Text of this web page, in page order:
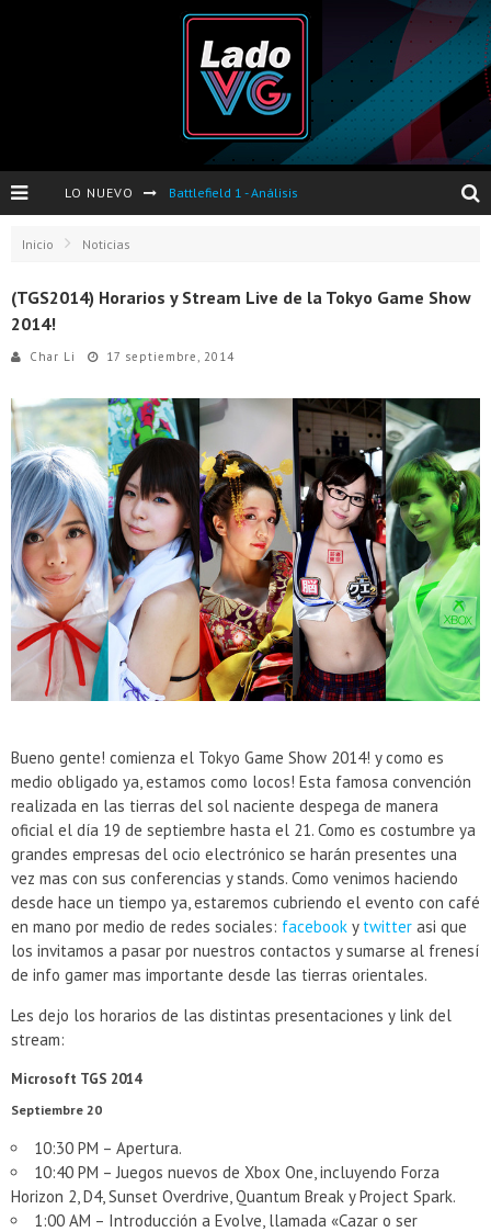
LO NUEVO Battlefield 1 - Análisis
Opinión sobre The Last of Us y Left Behind
Presentación oficial de Gears Of War 4 en Argentina
Presentacion Watch Dogs 2 en Argentina
Inicio Noticias
(TGS2014) Horarios y Stream Live de la Tokyo Game Show
2014!
Char Li 17 septiembre, 2014
Bueno gente! comienza el Tokyo Game Show 2014! y como es
medio obligado ya, estamos como locos! Esta famosa convención
realizada en las tierras del sol naciente despega de manera
oficial el día 19 de septiembre hasta el 21. Como es costumbre ya
grandes empresas del ocio electrónico se harán presentes una
vez mas con sus conferencias y stands. Como venimos haciendo
desde hace un tiempo ya, estaremos cubriendo el evento con café
en mano por medio de redes sociales: facebook y twitter asi que
los invitamos a pasar por nuestros contactos y sumarse al frenesí
de info gamer mas importante desde las tierras orientales.
Les dejo los horarios de las distintas presentaciones y link del
stream:
Microsoft TGS 2014
Septiembre 20
10:30 PM – Apertura.
10:40 PM – Juegos nuevos de Xbox One, incluyendo Forza
Horizon 2, D4, Sunset Overdrive, Quantum Break y Project Spark.
1:00 AM – Introducción a Evolve, llamada «Cazar o ser